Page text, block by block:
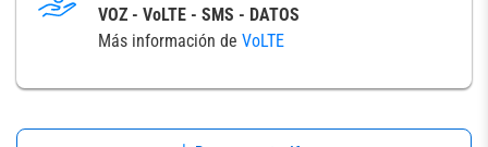
VOZ - VoLTE - SMS - DATOS
Más información de VoLTE